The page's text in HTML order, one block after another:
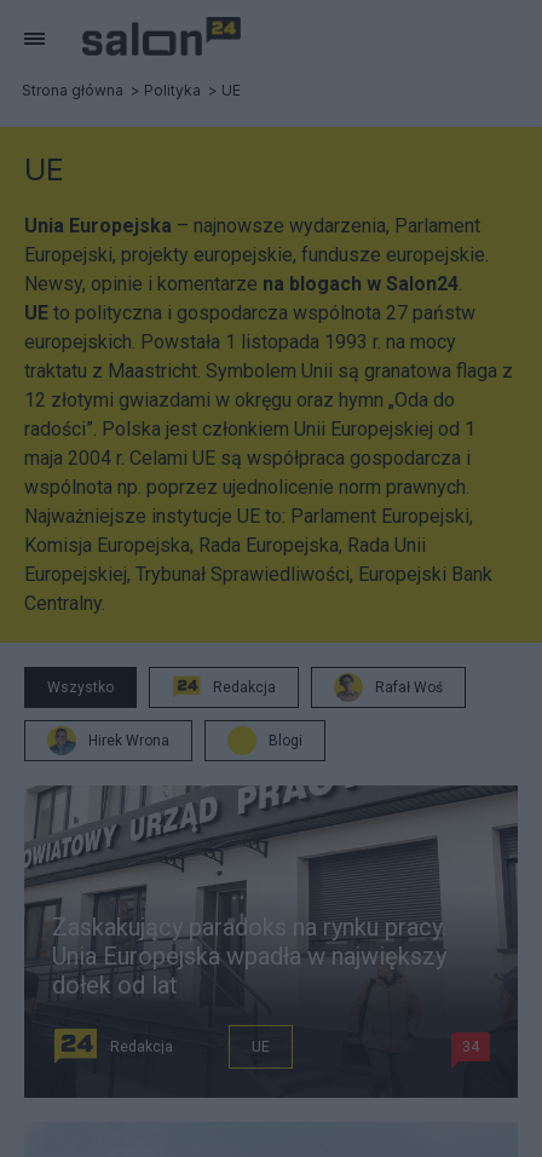
Strona główna Polityka UE
UE
Unia Europejska – najnowsze wydarzenia, Parlament
Europejski, projekty europejskie, fundusze europejskie.
Newsy, opinie i komentarze na blogach w Salon24.
UE to polityczna i gospodarcza wspólnota 27 państw
europejskich. Powstała 1 listopada 1993 r. na mocy
traktatu z Maastricht. Symbolem Unii są granatowa flaga z
12 złotymi gwiazdami w okręgu oraz hymn „Oda do
radości”. Polska jest członkiem Unii Europejskiej od 1
maja 2004 r. Celami UE są współpraca gospodarcza i
wspólnota np. poprzez ujednolicenie norm prawnych.
Najważniejsze instytucje UE to: Parlament Europejski,
Komisja Europejska, Rada Europejska, Rada Unii
Europejskiej, Trybunał Sprawiedliwości, Europejski Bank
Centralny.
Wszystko Redakcja Rafał Woś
Hirek Wrona Blogi
Zaskakujący paradoks na rynku pracy.
Unia Europejska wpadła w największy
dołek od lat
Redakcja UE 34